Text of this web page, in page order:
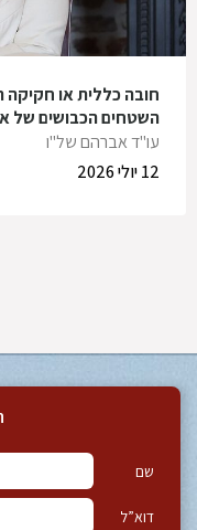
חובה כללית או חקיקה
השטחים הכבושים של
עו"ד אברהם של"ו
12 יולי 2026
שם
דוא”ל